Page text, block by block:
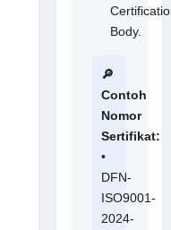
Body.
🔎
Contoh
Nomor
Sertifikat:
•
DFN-
ISO9001-
2024-